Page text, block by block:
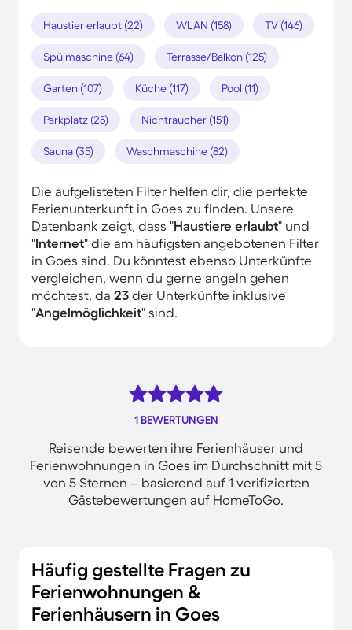
Haustier erlaubt (22) WLAN (158) TV (146)
Spülmaschine (64) Terrasse/Balkon (125)
Garten (107) Küche (117) Pool (11)
Parkplatz (25) Nichtraucher (151)
Sauna (35) Waschmaschine (82)
Die aufgelisteten Filter helfen dir, die perfekte
Ferienunterkunft in Goes zu finden. Unsere
Datenbank zeigt, dass "Haustiere erlaubt" und
"Internet" die am häufigsten angebotenen Filter
in Goes sind. Du könntest ebenso Unterkünfte
vergleichen, wenn du gerne angeln gehen
möchtest, da 23 der Unterkünfte inklusive
"Angelmöglichkeit" sind.
1 BEWERTUNGEN
Reisende bewerten ihre Ferienhäuser und
Ferienwohnungen in Goes im Durchschnitt mit 5
von 5 Sternen – basierend auf 1 verifizierten
Gästebewertungen auf HomeToGo.
Häufig gestellte Fragen zu
Ferienwohnungen &
Ferienhäusern in Goes